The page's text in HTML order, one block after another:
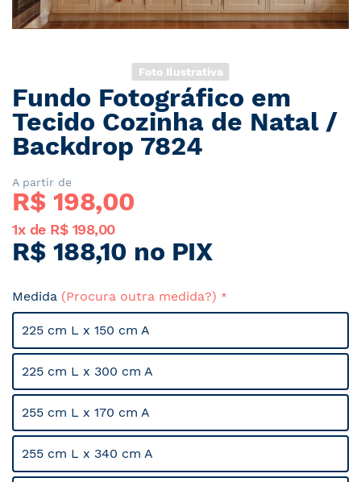
Foto Ilustrativa
Saltar
para
o
início
Galeria
de
imagens
Fundo Fotográfico em
Tecido Cozinha de Natal /
Backdrop 7824
A partir de
R$ 198,00
1x de R$ 198,00
R$ 188,10 no PIX
Medida (Procura outra medida?)
225 cm L x 150 cm A
225 cm L x 300 cm A
255 cm L x 170 cm A
255 cm L x 340 cm A